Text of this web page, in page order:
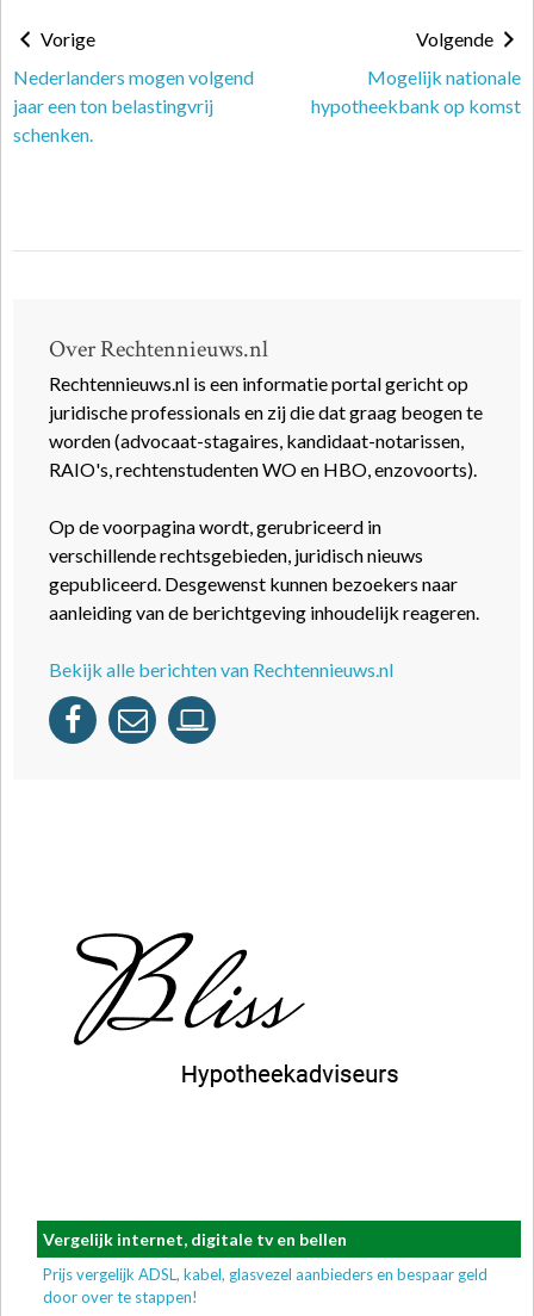
Vorige
Nederlanders mogen volgend
jaar een ton belastingvrij
schenken.
Volgende
Mogelijk nationale
hypotheekbank op komst
Over Rechtennieuws.nl
Rechtennieuws.nl is een informatie portal gericht op
juridische professionals en zij die dat graag beogen te
worden (advocaat-stagaires, kandidaat-notarissen,
RAIO's, rechtenstudenten WO en HBO, enzovoorts).
Op de voorpagina wordt, gerubriceerd in
verschillende rechtsgebieden, juridisch nieuws
gepubliceerd. Desgewenst kunnen bezoekers naar
aanleiding van de berichtgeving inhoudelijk reageren.
Bekijk alle berichten van Rechtennieuws.nl
Vergelijk internet, digitale tv en bellen
Prijs vergelijk ADSL, kabel, glasvezel aanbieders en bespaar geld
door over te stappen!